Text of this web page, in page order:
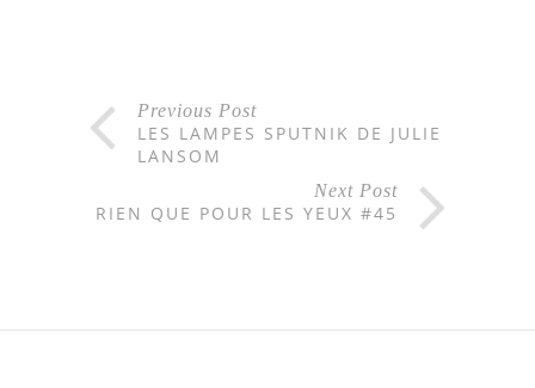
Previous Post
LES LAMPES SPUTNIK DE JULIE
LANSOM
Next Post
RIEN QUE POUR LES YEUX #45